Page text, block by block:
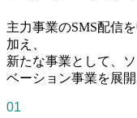
主力事業のSMS配信
加え、
新たな事業として、
ベーション事業を展開
01